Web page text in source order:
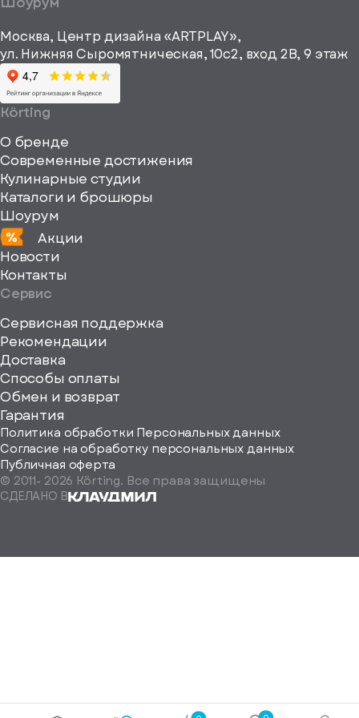
рекламные и
информационные
материалы
viewBox="0
0
Москва, Центр дизайна «ARTPLAY»,
ул. Нижняя Сыромятническая, 10с2, вход 2B, 9 этаж
Körting
О бренде
Современные достижения
Кулинарные студии
Каталоги и брошюры
Шоурум
Акции
Новости
Контакты
Сервис
Сервисная поддержка
Рекомендации
Доставка
Способы оплаты
Обмен и возврат
Гарантия
Политика обработки Персональных данных
Согласие на обработку персональных данных
Публичная оферта
© 2011- 2026 Körting. Все права защищены
СДЕЛАНО В
Определить
на-